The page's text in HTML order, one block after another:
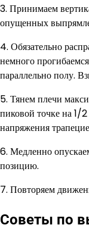
3. Принимаем
опущенных
4. Обязательно
немного
параллельно полу.
5. Тянем плечи
пиковой точке на 1/
напряжения
6. Медленно
позицию.
7. Повторяем
Советы по